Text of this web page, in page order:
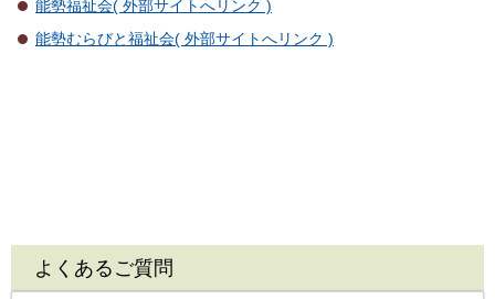
能勢福祉会( 外部サイトへリンク )
能勢むらびと福祉会( 外部サイトへリンク )
よくあるご質問